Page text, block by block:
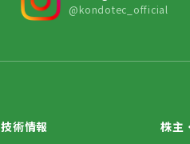
@kondotec_official
技術情報 株主